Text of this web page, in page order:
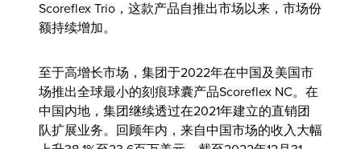
Scoreflex Trio，这款产品自推出市场以来，市场份
额持续增加。
至于高增长市场，集团于2022年在中国及美国市
场推出全球最小的刻痕球囊产品Scoreflex NC。在
中国内地，集团继续透过在2021年建立的直销团
队扩展业务。回顾年内，来自中国市场的收入大幅